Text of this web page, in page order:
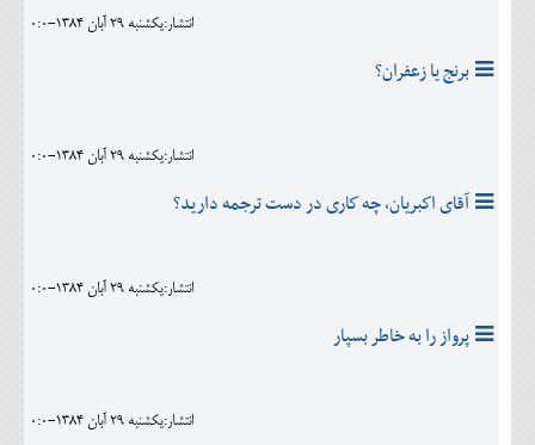
انتشار:يکشنبه 29 آبان 1384-0:0
برنج يا زعفران؟
انتشار:يکشنبه 29 آبان 1384-0:0
آقاى اكبريان، چه كارى در دست ترجمه داريد؟
انتشار:يکشنبه 29 آبان 1384-0:0
پرواز را به خاطر بسپار
انتشار:يکشنبه 29 آبان 1384-0:0